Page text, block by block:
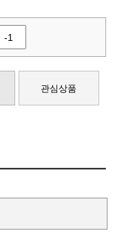
-1
관심상품